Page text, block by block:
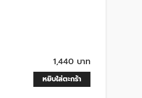
1,440 บาท
หยิบใส่ตะกร้า